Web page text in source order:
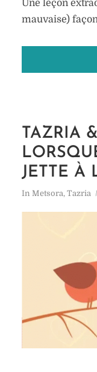
Une leçon
mauvaise)
TAZRIA
JETTE À
In Metsora, Tazria